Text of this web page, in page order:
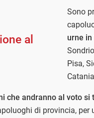
al
Sono
urne
Pisa,
che andranno al voto si
di provincia,